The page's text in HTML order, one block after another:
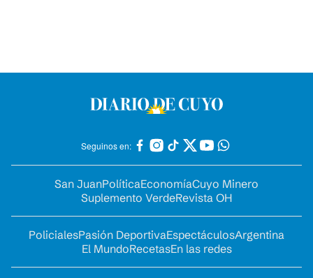
Seguinos en:
San JuanPolíticaEconomíaCuyo Minero
Suplemento VerdeRevista OH
PolicialesPasión DeportivaEspectáculosArgentina
El MundoRecetasEn las redes